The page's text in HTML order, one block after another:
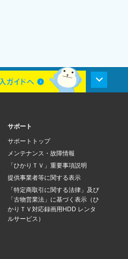
サポート
サポートトップ
メンテナンス・故障情報
「ひかりＴＶ」重要事項説明
提供事業者等に関する表示
「特定商取引に関する法律」及び
「古物営業法」に基づく表示（ひ
かりＴＶ対応録画用HDD レンタ
ルサービス）